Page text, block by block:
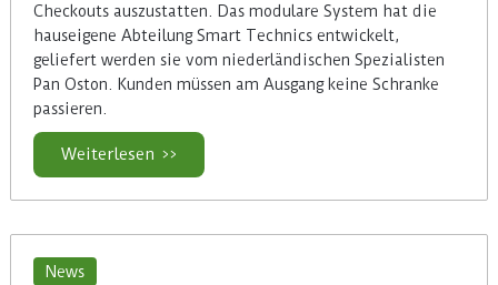
Checkouts auszustatten. Das modulare System hat die
hauseigene Abteilung Smart Technics entwickelt,
geliefert werden sie vom niederländischen Spezialisten
Pan Oston. Kunden müssen am Ausgang keine Schranke
passieren.
Weiterlesen >>
News